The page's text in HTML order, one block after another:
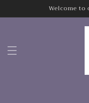
Welcome to